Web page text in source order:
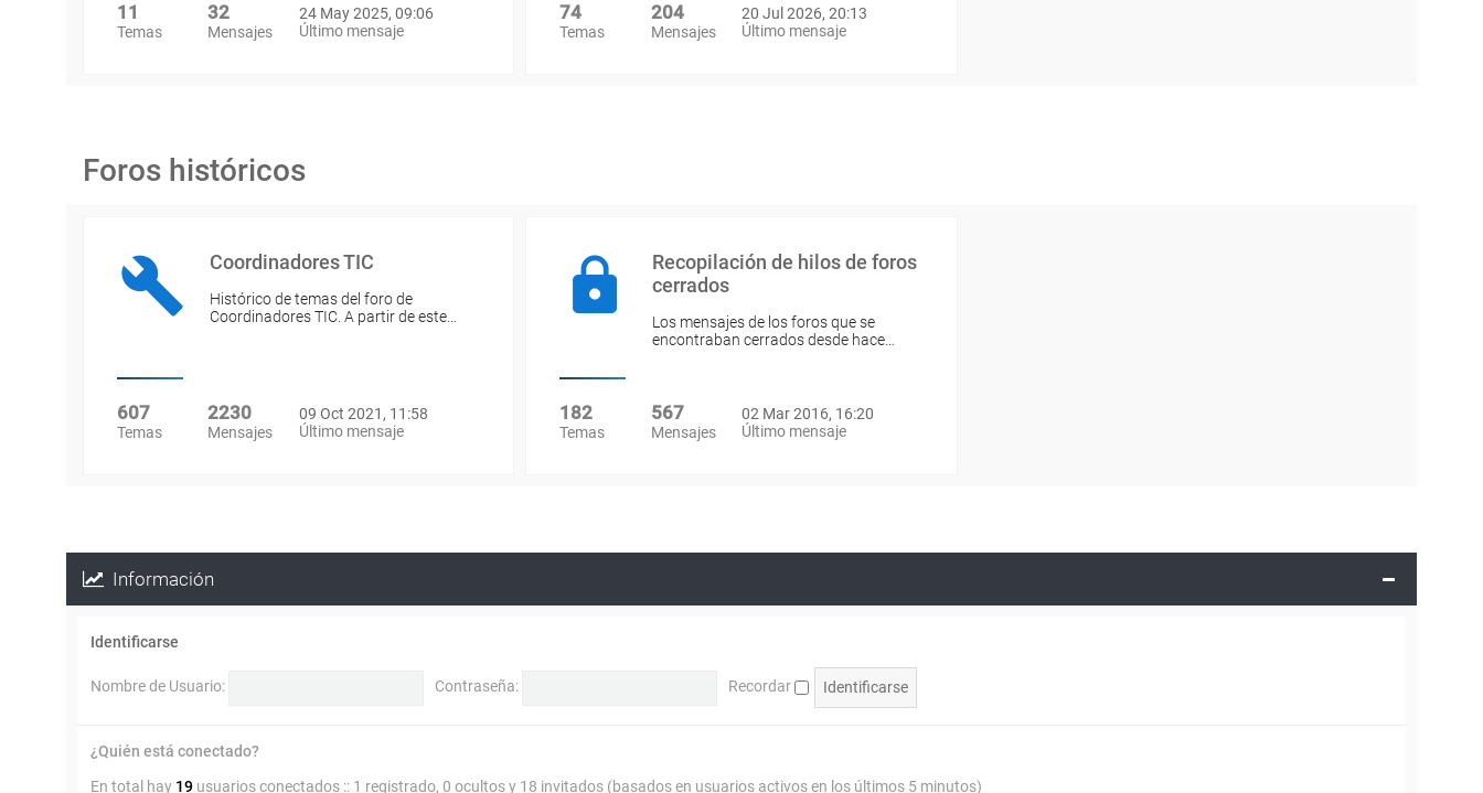
11
Temas
32
Mensajes
24 May 2025, 09:06
Último mensaje
74
Temas
204
Mensajes
20 Jul 2026, 20:13
Último mensaje
Foros históricos
Coordinadores TIC
Histórico de temas del foro de
Coordinadores TIC. A partir de este…
607
Temas
2230
Mensajes
09 Oct 2021, 11:58
Último mensaje
Recopilación de hilos de foros
cerrados
Los mensajes de los foros que se
encontraban cerrados desde hace…
182
Temas
567
Mensajes
02 Mar 2016, 16:20
Último mensaje
Información
Identificarse
Nombre de Usuario: Contraseña: Recordar
¿Quién está conectado?
En total hay 19 usuarios conectados :: 1 registrado, 0 ocultos y 18 invitados (basados en usuarios activos en los últimos 5 minutos)